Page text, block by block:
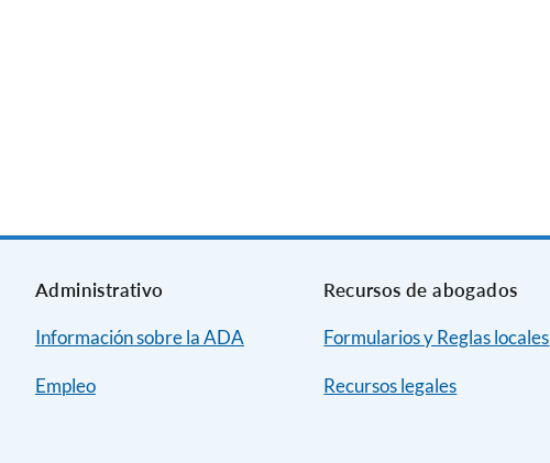
Administrativo
Información sobre la ADA
Empleo
Recursos de abogados
Formularios y Reglas locales
Recursos legales